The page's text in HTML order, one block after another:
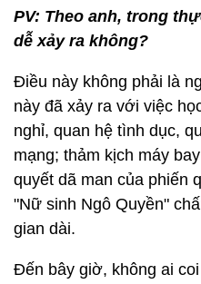
PV: Theo anh, trong
dễ xảy ra không?
Điều này không phải là
này đã xảy ra với việc
nghỉ, quan hệ tình dục,
mạng; thảm kịch máy
quyết dã man của phiến
"Nữ sinh Ngô Quyền"
gian dài.
Đến bây giờ, không ai